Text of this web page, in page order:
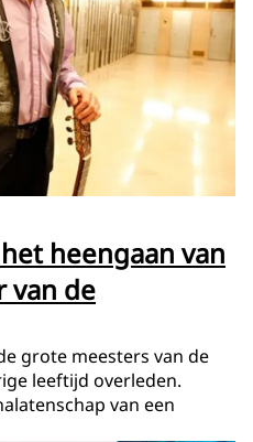
heengaan van
van de
grote meesters van de
leeftijd overleden.
van een